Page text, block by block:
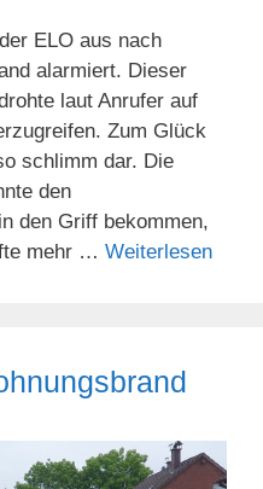
ELO aus nach
alarmiert. Dieser
laut Anrufer auf
Zum Glück
schlimm dar. Die
den
den Griff bekommen,
mehr … Weiterlesen